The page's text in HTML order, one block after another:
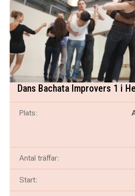
Dans Bachata Improvers 1 i
Plats:
Antal träffar:
Start: